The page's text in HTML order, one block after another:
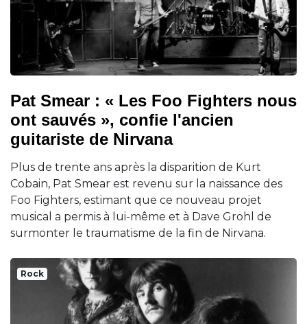
Pat Smear : « Les Foo Fighters nous
ont sauvés », confie l'ancien
guitariste de Nirvana
Plus de trente ans après la disparition de Kurt
Cobain, Pat Smear est revenu sur la naissance des
Foo Fighters, estimant que ce nouveau projet
musical a permis à lui-même et à Dave Grohl de
surmonter le traumatisme de la fin de Nirvana.
Rock